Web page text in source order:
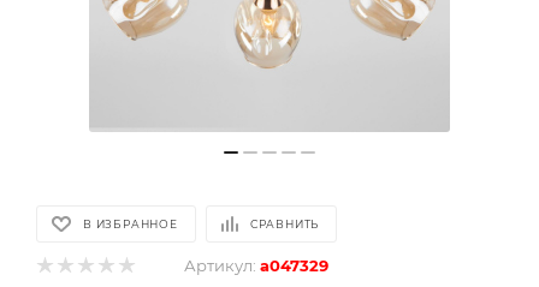
В ИЗБРАННОЕ СРАВНИТЬ
Артикул: a047329